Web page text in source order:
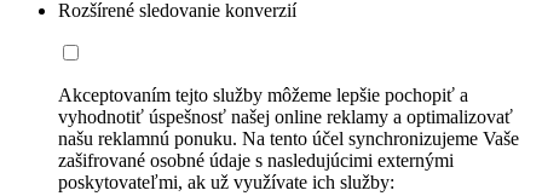
Rozšírené sledovanie konverzií
Akceptovaním tejto služby môžeme lepšie pochopiť a
vyhodnotiť úspešnosť našej online reklamy a optimalizovať
našu reklamnú ponuku. Na tento účel synchronizujeme Vaše
zašifrované osobné údaje s nasledujúcimi externými
poskytovateľmi, ak už využívate ich služby: